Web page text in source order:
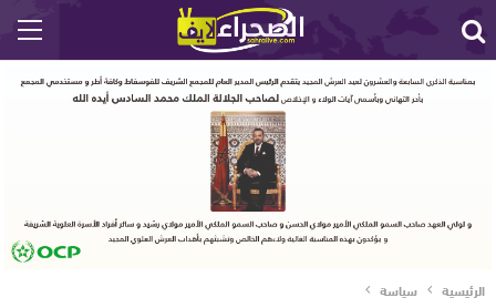
الرئيسية سياسة